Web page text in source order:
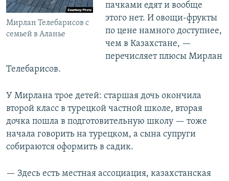
Мирлан Телебарисов с
семьей в Аланье
пачками едят и вообще
этого нет. И овощи-фрукты
по цене намного доступнее,
чем в Казахстане, —
перечисляет плюсы Мирлан
Телебарисов.
У Мирлана трое детей: старшая дочь окончила
второй класс в турецкой частной школе, вторая
дочка пошла в подготовительную школу — тоже
начала говорить на турецком, а сына супруги
собираются оформить в садик.
— Здесь есть местная ассоциация, казахстанская